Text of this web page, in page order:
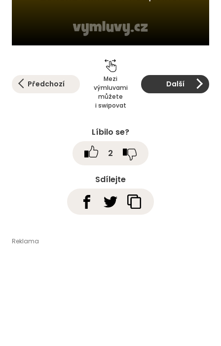
Předchozí
Mezi
výmluvami
můžete
i swipovat
Další
Sdílejte
Líbilo se?
2